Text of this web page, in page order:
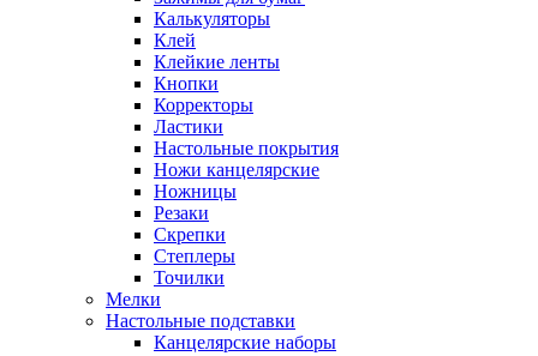
Калькуляторы
Клей
Клейкие ленты
Кнопки
Корректоры
Ластики
Настольные покрытия
Ножи канцелярские
Ножницы
Резаки
Скрепки
Степлеры
Точилки
Мелки
Настольные подставки
Канцелярские наборы